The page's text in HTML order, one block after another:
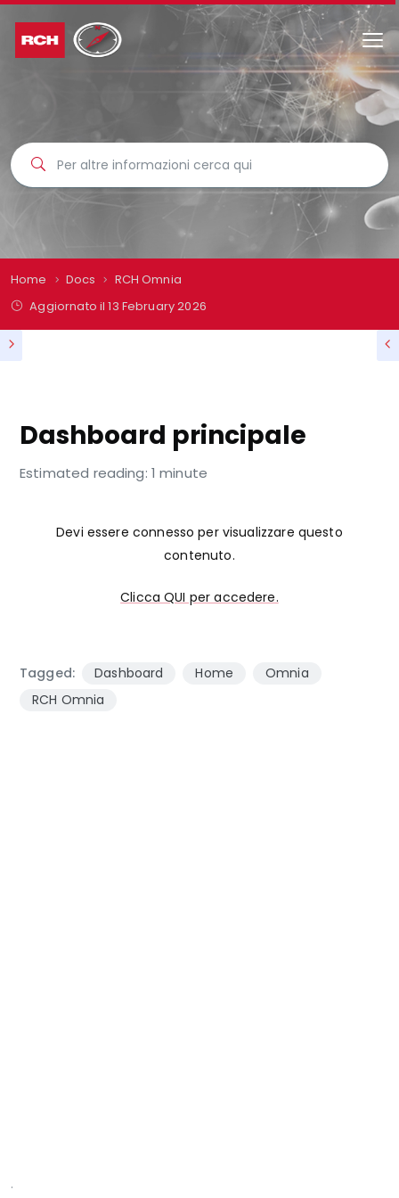
Home Docs
RCH Omnia
Aggiornato il13 February 2026
Dashboard principale
Estimated reading: 1 minute
Devi essere connesso per visualizzare questo
contenuto.
Clicca QUI per accedere.
Tagged: Dashboard Home
Omnia
RCH Omnia
.